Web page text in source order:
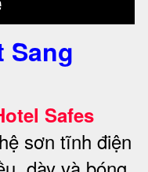
Sang
Safes
sơn tĩnh điện